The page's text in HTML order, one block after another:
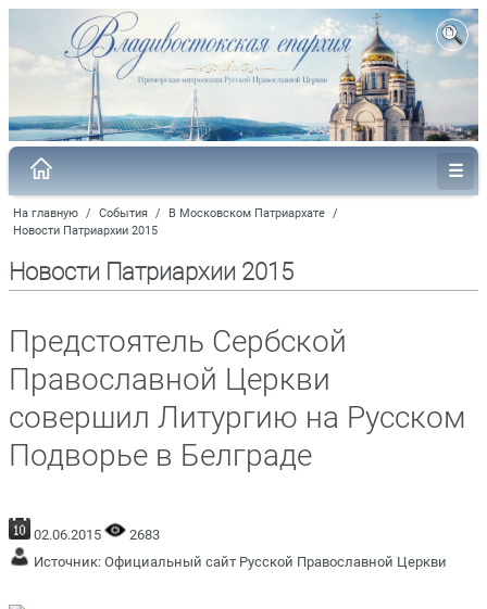
На главную / События / В Московском Патриархате /
Новости Патриархии 2015
Новости Патриархии 2015
Предстоятель Сербской
Православной Церкви
совершил Литургию на Русском
Подворье в Белграде
02.06.2015
2683
Источник: Официальный сайт Русской Православной Церкви